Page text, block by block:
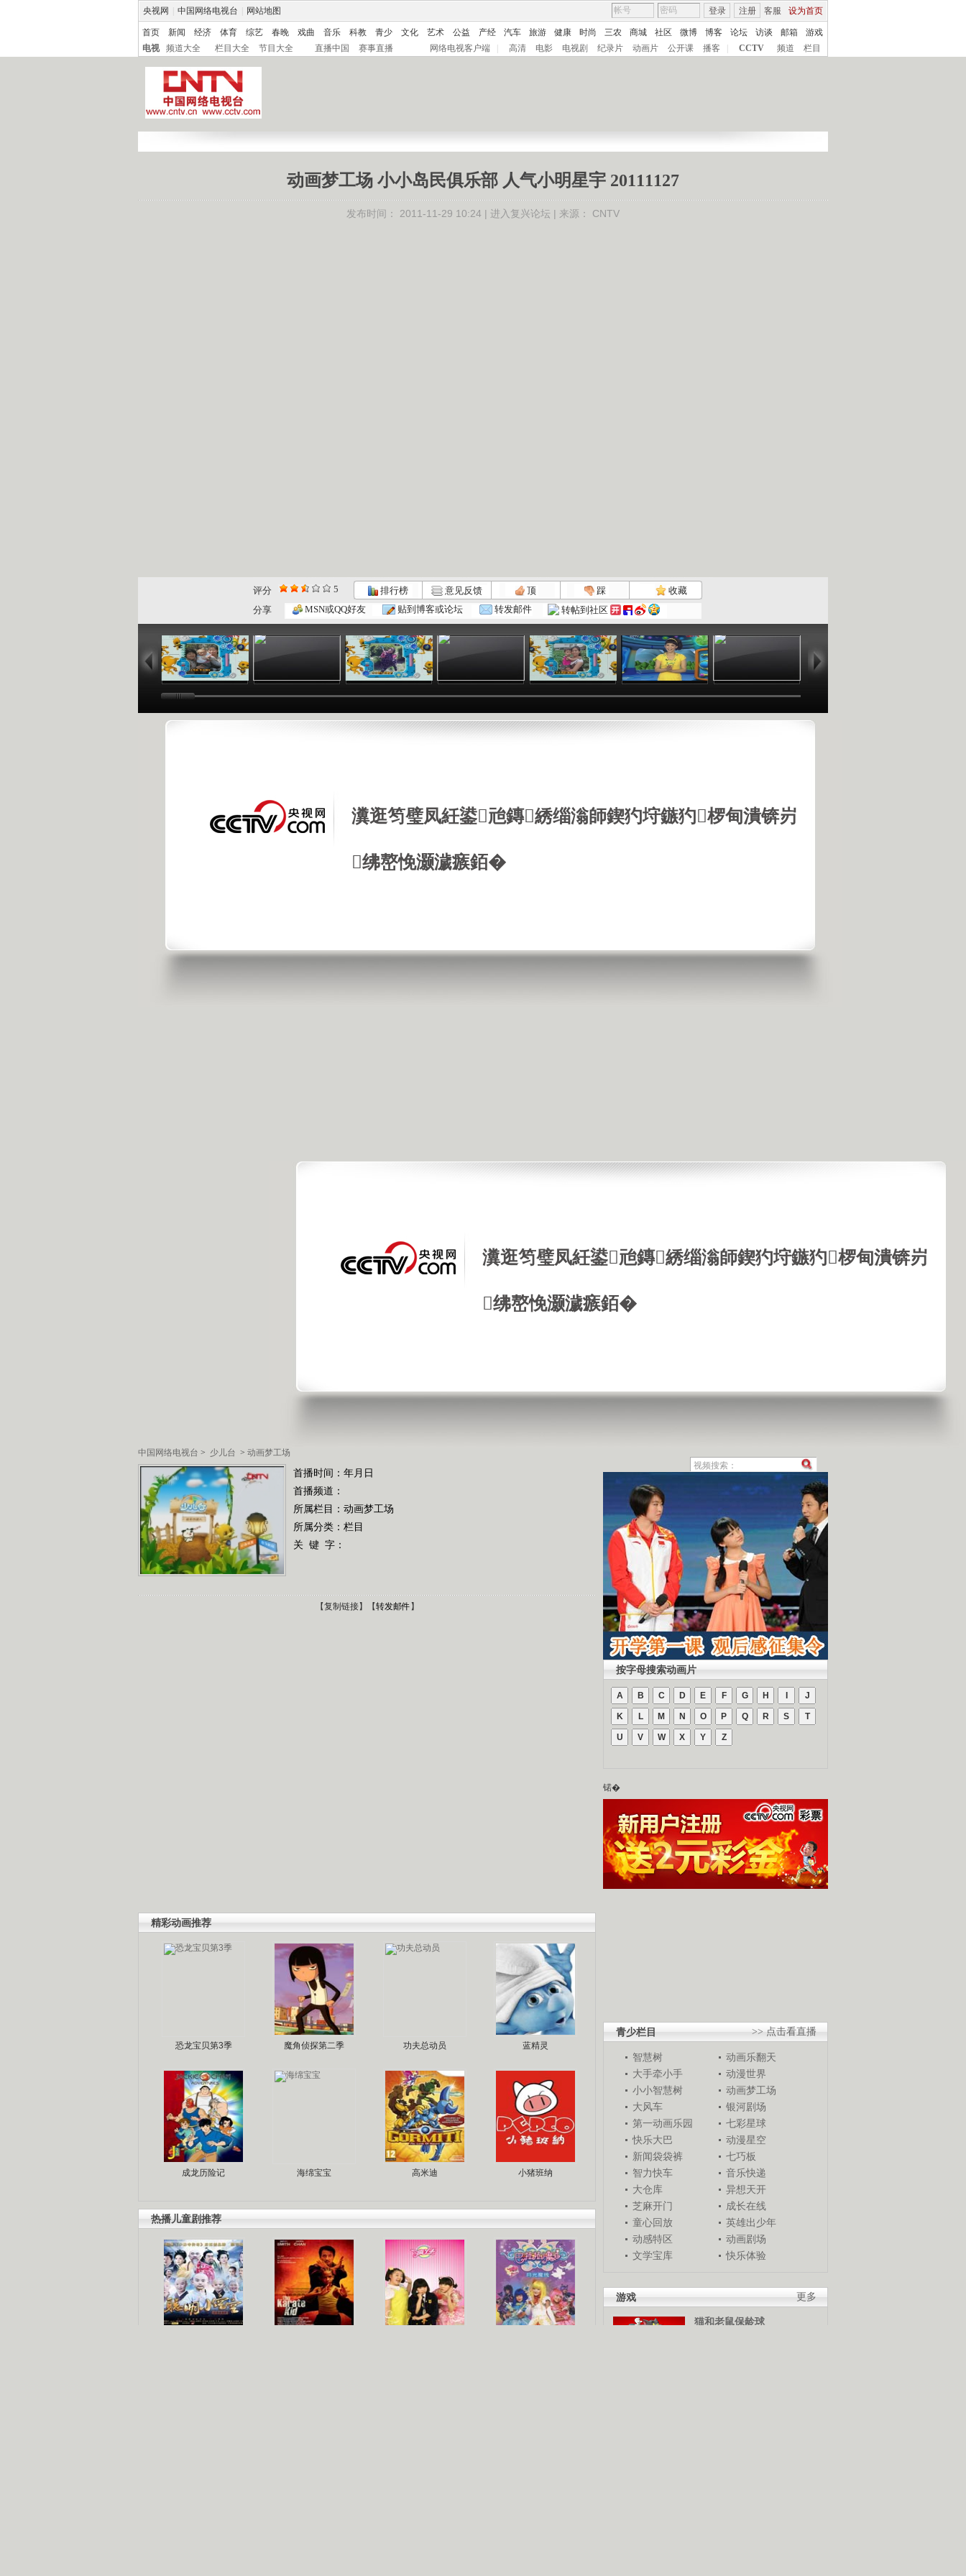
央视网 中国网络电视台 网站地图 客服 设为首页
登录 注册
首页 新闻 经济 体育 综艺 春晚 戏曲 音乐 科教 青少 文化 艺术 公益 产经 汽车 旅游 健康 时尚 三农 商城 社区 微博 博客 论坛 访谈 邮箱
游戏
电视
频道大全 栏目大全 节目大全 直播中国 赛事直播 网络电视客户端 高清 电影 电视剧 纪录片 动画片 公开课 播客 CCTV 频道 栏目
瀵逛笉璧凤紝鍙兘鏄綉缁滃師鍥犳垨鏃犳椤甸潰锛岃
绋嶅悗灏濊瘯銆�
中国网络电视台 > 少儿台 > 动画梦工场
动画梦工场 小小岛民俱乐部 人气小明星宇 20111127
发布时间： 2011-11-29 10:24 | 进入复兴论坛 | 来源： CNTV
评分 5 排行榜 意见反馈 顶 踩
收藏
分享
MSN或QQ好友 贴到博客或论坛 转发邮件 转帖到社区
02:44
动画梦工场...
02:50
动画梦工场...
02:48
动画梦工场...
02:10
动画梦工场...
02:38
动画梦工场...
02:46 02:32
瀵逛笉璧凤紝鍙兘鏄綉缁滃師鍥犳垨鏃犳椤甸潰锛岃
绋嶅悗灏濊瘯銆�
首播时间：年月日
首播频道：
所属栏目： 动画梦工场
所属分类：栏目
关 键 字：
【复制链接】【转发邮件 】
精彩动画推荐
恐龙宝贝第3季 魔角侦探第二季 功夫总动员 蓝精灵
成龙历险记 海绵宝宝 高米迪 小猪班纳
热播儿童剧推荐
按字母搜索动画片
A B C D E F G H J
K L M N O P Q R S T
U V W X Y Z
锘�
>> 点击看直播
青少栏目
智慧树
动画乐翻天
大手牵小手
动漫世界
小小智慧树
动画梦工场
大风车
银河剧场
第一动画乐园
七彩星球
快乐大巴
动漫星空
新闻袋袋裤
七巧板
智力快车
音乐快递
大仓库
异想天开
芝麻开门
成长在线
童心回放
英雄出少年
动感特区
动画剧场
文学宝库
快乐体验
更多
游戏
猫和老鼠保龄球